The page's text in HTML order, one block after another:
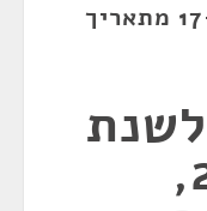
ישיבת ועדה של הכנסת ה-17 מתאריך
הכספים 2006,